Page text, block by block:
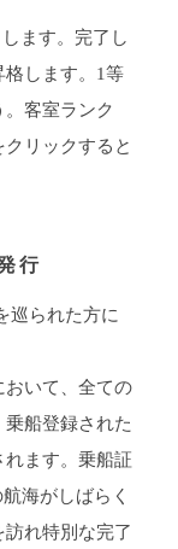
ます。完了し
格します。1等
客室ランク
リックすると
行
巡られた方に
おいて、全ての
船登録された
ます。乗船証
海がしばらく
れ特別な完了